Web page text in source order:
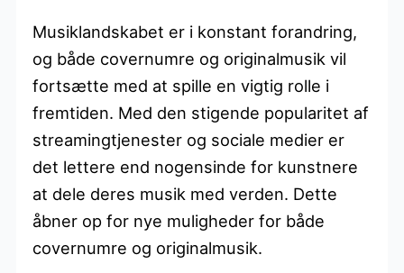
Musiklandskabet er i konstant forandring,
og både covernumre og originalmusik vil
fortsætte med at spille en vigtig rolle i
fremtiden. Med den stigende popularitet af
streamingtjenester og sociale medier er
det lettere end nogensinde for kunstnere
at dele deres musik med verden. Dette
åbner op for nye muligheder for både
covernumre og originalmusik.